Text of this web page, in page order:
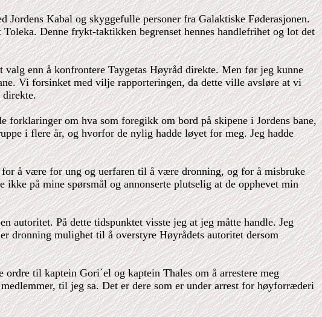
Kabal og skyggefulle personer fra Galaktiske Føderasjonen.
Denne frykt-taktikken begrenset hennes handlefrihet og lot det
enn å konfrontere Taygetas Høyråd direkte. Men før jeg kunne
Vi forsinket med vilje rapporteringen, da dette ville avsløre at vi
direkte.
forklaringer om hva som foregikk om bord på skipene i Jordens bane,
i flere år, og hvorfor de nylig hadde løyet for meg. Jeg hadde
å være for ung og uerfaren til å være dronning, og for å misbruke
på mine spørsmål og annonserte plutselig at de opphevet min
På dette tidspunktet visste jeg at jeg måtte handle. Jeg
dronning mulighet til å overstyre Høyrådets autoritet dersom
til kaptein Gori´el og kaptein Thales om å arrestere meg
til jeg sa. Det er dere som er under arrest for høyforræderi